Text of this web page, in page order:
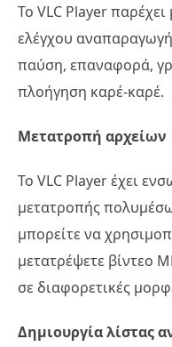
Το VLC Player
ελέγχου
παύση, επαναφορά,
πλοήγηση καρέ-καρέ.
Μετατροπή αρχείων
Το VLC Player έχει
μετατροπής
μπορείτε να
μετατρέψετε βίντεο
σε διαφορετικές
Δημιουργία λίστας